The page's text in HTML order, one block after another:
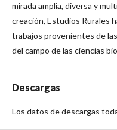
mirada amplia, diversa y
creación, Estudios Rurales
trabajos provenientes de
del campo de las ciencias
Descargas
Los datos de descargas